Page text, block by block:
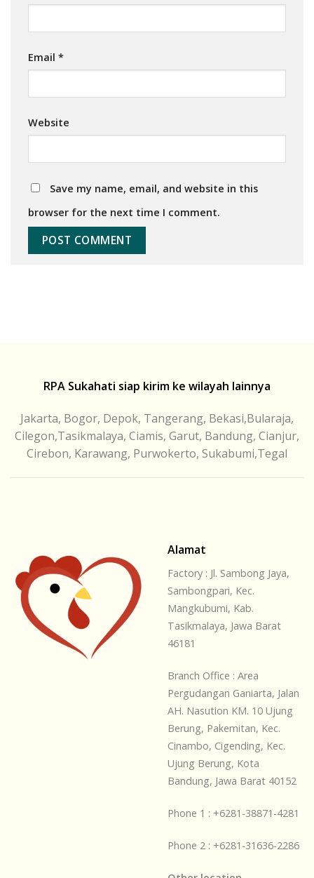
Email *
Website
Save my name, email, and website in this
browser for the next time I comment.
RPA Sukahati siap kirim ke wilayah lainnya
Jakarta, Bogor, Depok, Tangerang, Bekasi,Bularaja,
Cilegon,Tasikmalaya, Ciamis, Garut, Bandung, Cianjur,
Cirebon, Karawang, Purwokerto, Sukabumi,Tegal
Alamat
Factory : Jl. Sambong Jaya,
Sambongpari, Kec.
Mangkubumi, Kab.
Tasikmalaya, Jawa Barat
46181
Branch Office : Area
Pergudangan Ganiarta, Jalan
AH. Nasution KM. 10 Ujung
Berung, Pakemitan, Kec.
Cinambo, Cigending, Kec.
Ujung Berung, Kota
Bandung, Jawa Barat 40152
Phone 1 : +6281-38871-4281
Phone 2 : +6281-31636-2286